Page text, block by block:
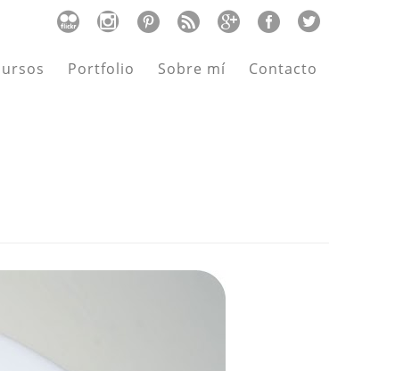
Portfolio Sobre mí Contacto